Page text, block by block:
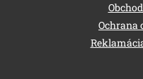
Ochrana